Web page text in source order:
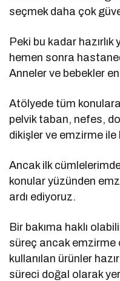
seçmek daha çok
Peki bu kadar
hemen sonra
Anneler ve bebekler
Atölyede tüm
pelvik taban, nefes,
dikişler ve emzirme ile
Ancak ilk
konular yüzünden
ardı ediyoruz.
Bir bakıma haklı
süreç ancak emzirme
kullanılan ürünler
süreci doğal olarak